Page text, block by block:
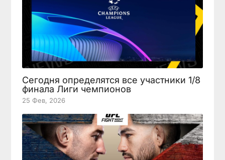
Сегодня определятся все участники 1/8
финала Лиги чемпионов
25 Фев, 2026